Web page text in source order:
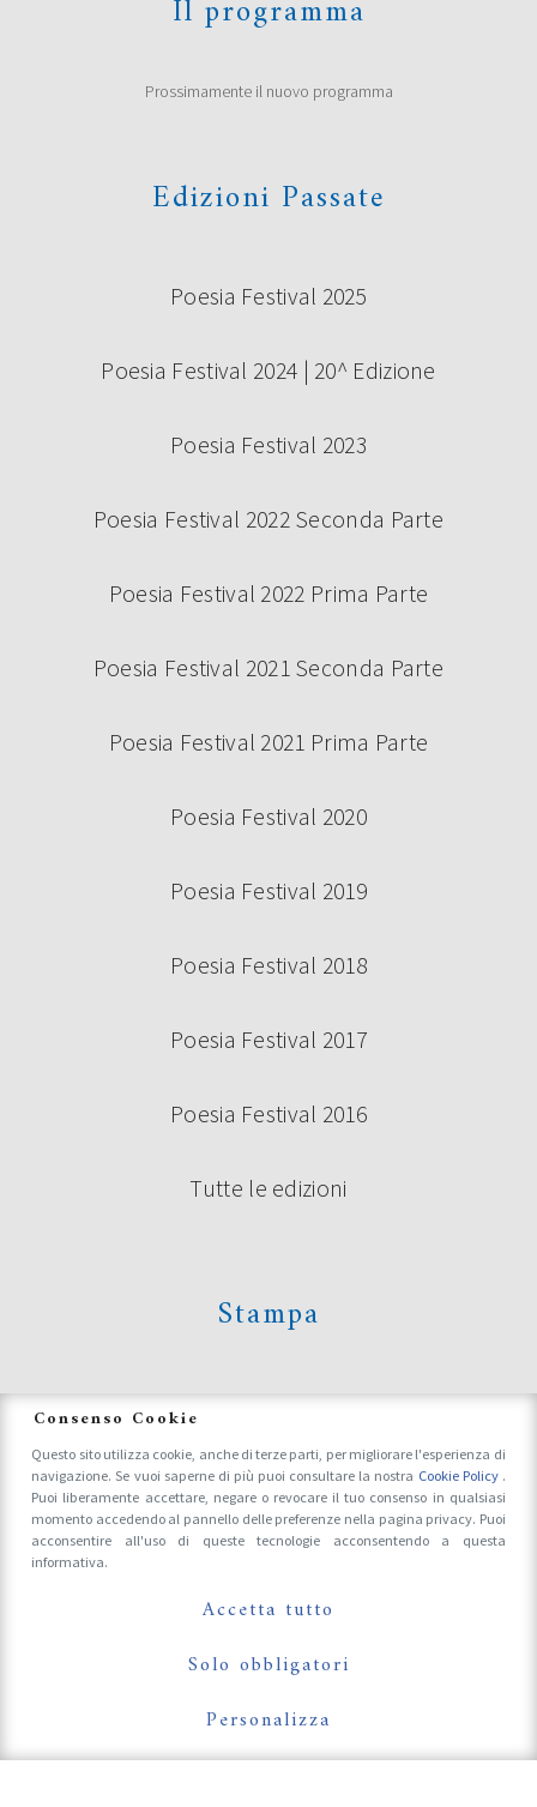
Il programma
Prossimamente il nuovo programma
Edizioni Passate
Poesia Festival 2025
Poesia Festival 2024 | 20^ Edizione
Poesia Festival 2023
Poesia Festival 2022 Seconda Parte
Poesia Festival 2022 Prima Parte
Poesia Festival 2021 Seconda Parte
Poesia Festival 2021 Prima Parte
Poesia Festival 2020
Poesia Festival 2019
Poesia Festival 2018
Poesia Festival 2017
Poesia Festival 2016
Tutte le edizioni
Stampa
Accrediti Stampa e Fotografi
Follow Us On
Consenso Cookie
Questo sito utilizza cookie, anche di terze parti, per migliorare l'esperienza di
navigazione. Se vuoi saperne di più puoi consultare la nostra Cookie Policy .
Puoi liberamente accettare, negare o revocare il tuo consenso in qualsiasi
momento accedendo al pannello delle preferenze nella pagina privacy. Puoi
acconsentire all'uso di queste tecnologie acconsentendo a questa
informativa.
Accetta tutto
Solo obbligatori
Personalizza